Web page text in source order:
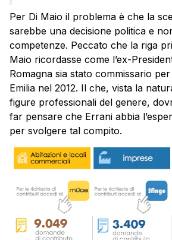
Per Di Maio il problema è che la
sarebbe una decisione politica e
competenze. Peccato che la riga
Maio ricordasse come l’ex-
Romagna sia stato commissario
Emilia nel 2012. Il che, vista la
figure professionali del genere,
far pensare che Errani abbia
per svolgere tal compito.